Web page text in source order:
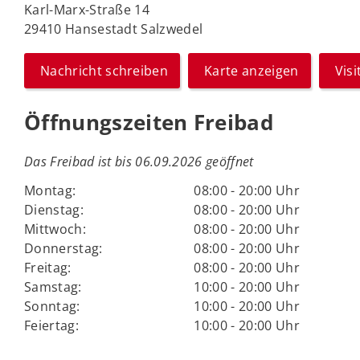
Karl-Marx-Straße 14
29410 Hansestadt Salzwedel
Nachricht schreiben Karte anzeigen
Öffnungszeiten Freibad
Das Freibad ist bis 06.09.2026 geöffnet
Montag:
08:00 - 20:00 Uhr
Dienstag:
08:00 - 20:00 Uhr
Mittwoch:
08:00 - 20:00 Uhr
Donnerstag:
08:00 - 20:00 Uhr
Freitag:
08:00 - 20:00 Uhr
Samstag:
10:00 - 20:00 Uhr
Sonntag:
10:00 - 20:00 Uhr
Feiertag:
10:00 - 20:00 Uhr